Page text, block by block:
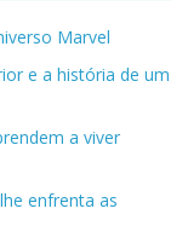
Marvel
e a história de um
a viver
enfrenta as